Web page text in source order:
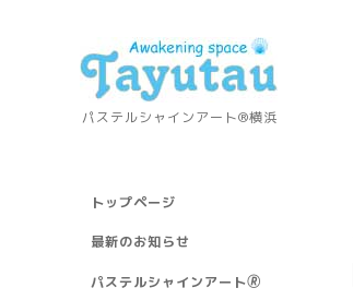
パステルシャインアート®横浜
トップページ
最新のお知らせ
パステルシャインアート🄬